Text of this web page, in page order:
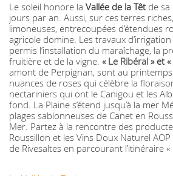
Le soleil honore la Vallée de la Têt de
jours par an. Aussi, sur ces terres
limoneuses, entrecoupées d’étendues
agricole domine. Les travaux
permis l’installation du maraîchage, la
fruitière et de la vigne. « Le Ribéral » et
amont de Perpignan, sont au
nuances de roses qui célèbre la
nectariniers qui ont le Canigou et les
fond. La Plaine s’étend jusqu’à la mer
plages sablonneuses de Canet en
Mer. Partez à la rencontre des
Roussillon et les Vins Doux Naturel
de Rivesaltes en parcourant l’itinéraire «